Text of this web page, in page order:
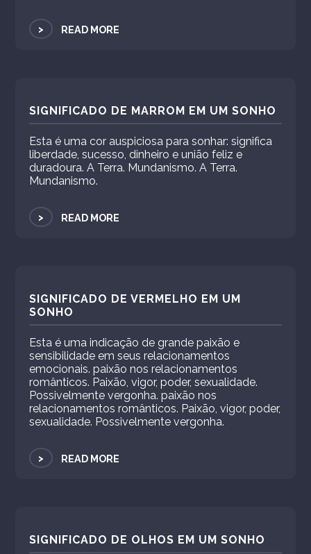
> READ MORE
SIGNIFICADO DE MARROM EM UM SONHO
Esta é uma cor auspiciosa para sonhar: significa
liberdade, sucesso, dinheiro e união feliz e
duradoura. A Terra. Mundanismo. A Terra.
Mundanismo.
> READ MORE
SIGNIFICADO DE VERMELHO EM UM
SONHO
Esta é uma indicação de grande paixão e
sensibilidade em seus relacionamentos
emocionais. paixão nos relacionamentos
românticos. Paixão, vigor, poder, sexualidade.
Possivelmente vergonha. paixão nos
relacionamentos românticos. Paixão, vigor, poder,
sexualidade. Possivelmente vergonha.
> READ MORE
SIGNIFICADO DE OLHOS EM UM SONHO